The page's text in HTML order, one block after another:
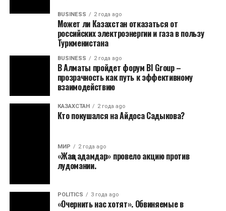
BUSINESS 2 года ago
Может ли Казахстан отказаться от
российских электроэнергии и газа в пользу
Туркменистана
BUSINESS 2 года ago
В Алматы пройдет форум BI Group –
прозрачность как путь к эффективному
взаимодействию
КАЗАХСТАН 2 года ago
Кто покушался на Айдоса Садыкова?
МИР 2 года ago
«Жаңа адамдар» провело акцию против
лудомании.
POLITICS 3 года ago
«Очернить нас хотят». Обвиняемые в